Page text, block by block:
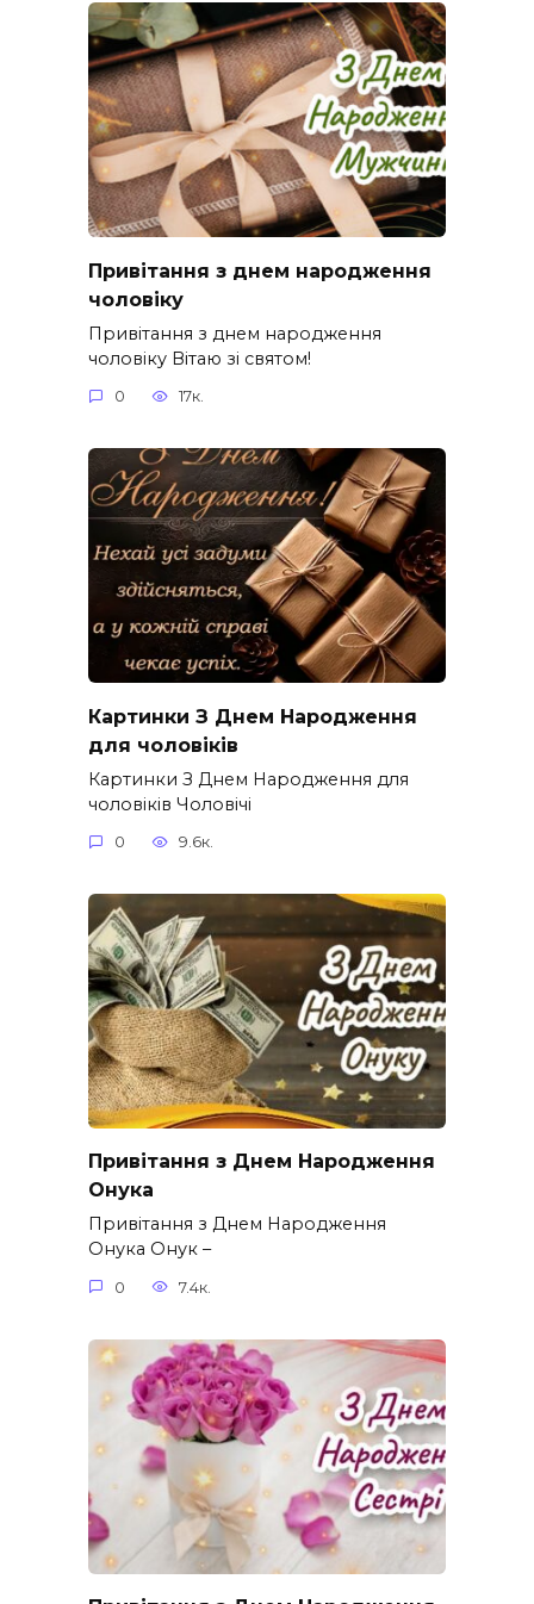
Привітання з днем народження
чоловіку
Привітання з днем народження
чоловіку Вітаю зі святом!
0 17к.
Картинки З Днем Народження
для чоловіків​
Картинки З Днем Народження для
чоловіків​ Чоловічі
0 9.6к.
Привітання з Днем Народження
Онука
Привітання з Днем Народження
Онука Онук –
0 7.4к.